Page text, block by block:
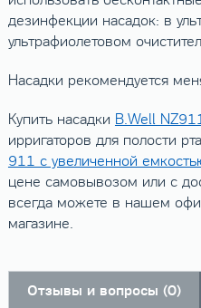
дезинфекции насадок: в
ультрафиолетовом
Насадки рекомендуется
Купить насадки B.Well
ирригаторов для полости рта
911 с увеличенной
цене самовывозом или с
всегда можете в нашем
магазине.
Отзывы и вопросы (0)